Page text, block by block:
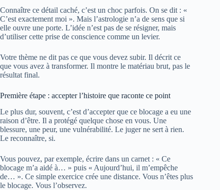
Connaître ce détail caché, c’est un choc parfois. On se dit : «
C’est exactement moi ». Mais l’astrologie n’a de sens que si
elle ouvre une porte. L’idée n’est pas de se résigner, mais
d’utiliser cette prise de conscience comme un levier.
Votre thème ne dit pas ce que vous devez subir. Il décrit ce
que vous avez à transformer. Il montre le matériau brut, pas le
résultat final.
Première étape : accepter l’histoire que raconte ce point
Le plus dur, souvent, c’est d’accepter que ce blocage a eu une
raison d’être. Il a protégé quelque chose en vous. Une
blessure, une peur, une vulnérabilité. Le juger ne sert à rien.
Le reconnaître, si.
Vous pouvez, par exemple, écrire dans un carnet : « Ce
blocage m’a aidé à… » puis « Aujourd’hui, il m’empêche
de… ». Ce simple exercice crée une distance. Vous n’êtes plus
le blocage. Vous l’observez.